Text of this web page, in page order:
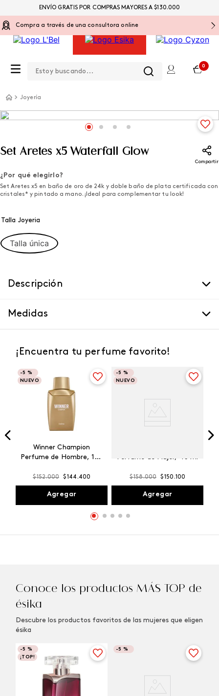
Compra a través de una consultora online
0
ENVÍO GRATIS POR COMPRAS MAYORES A $130.000
Joyería
Set Aretes x5 Waterfall Glow
Compartir
¿Por qué elegirlo?
Set Aretes x5 en baño de oro de 24k y doble baño de plata certificada con
cristales* y pintado a mano. ¡Ideal para complementar tu look!
Talla Joyeria
Talla única
Descripción
Medidas
¡Encuentra tu perfume favorito!
-5 %
NUEVO
Winner Champion
Perfume de Hombre, 100
$152.000 $144 .400
Agregar
-5 %
NUEVO
Perfume de Mujer, 45 ml
$158.000 $150 .100
Agregar
Conoce los productos MÁS TOP de
ésika
Descubre los productos favoritos de las mujeres que eligen
ésika
-5 %
¡TOP!
-5 %